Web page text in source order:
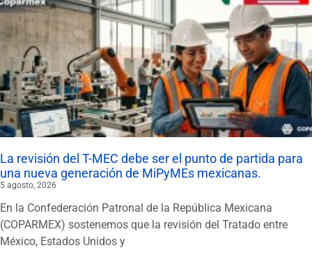
La revisión del T-MEC debe ser el punto de partida para
una nueva generación de MiPyMEs mexicanas.
5 agosto, 2026
En la Confederación Patronal de la República Mexicana
(COPARMEX) sostenemos que la revisión del Tratado entre
México, Estados Unidos y